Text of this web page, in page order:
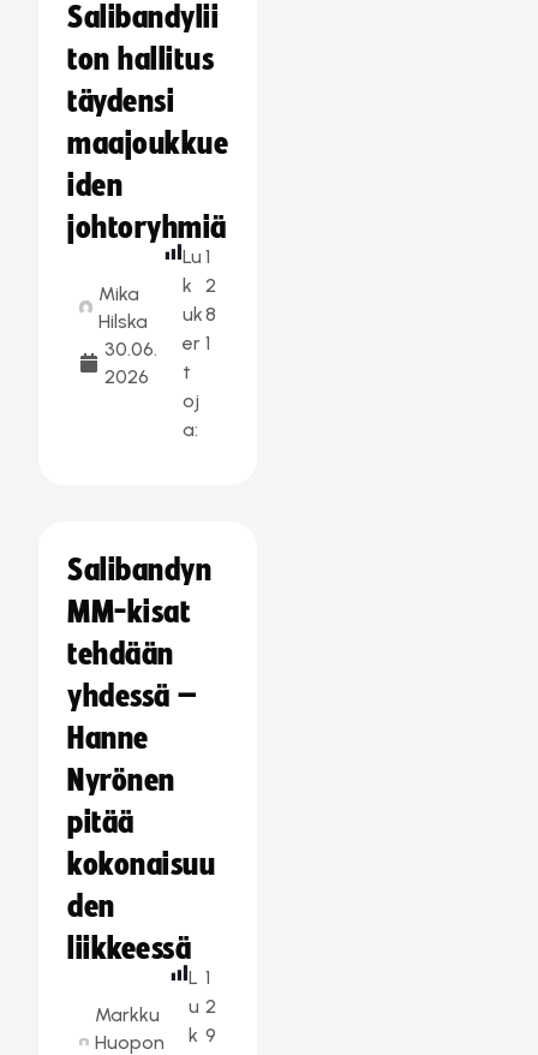
Salibandylii
ton hallitus
täydensi
maajoukkue
iden
johtoryhmiä
Mika
Hilska
30.06.
2026
Lu
k
uk
er
t
oj
a:
1
2
8
1
Salibandyn
MM-kisat
tehdään
yhdessä –
Hanne
Nyrönen
pitää
kokonaisuu
den
liikkeessä
Markku
Huopon
L
u
k
1
2
9